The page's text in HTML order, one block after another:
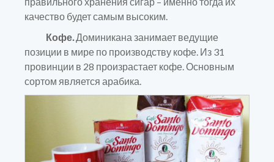
качество будет самым высоким.
Кофе.Доминикана занимает ведущие
позиции в мире по производству кофе. Из 31
провинции в 28 произрастает кофе. Основным
сортом является арабика.